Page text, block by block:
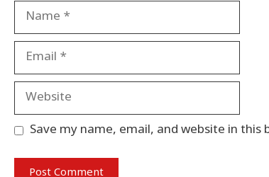
Name
Email
Website
Save my name, email, and website in